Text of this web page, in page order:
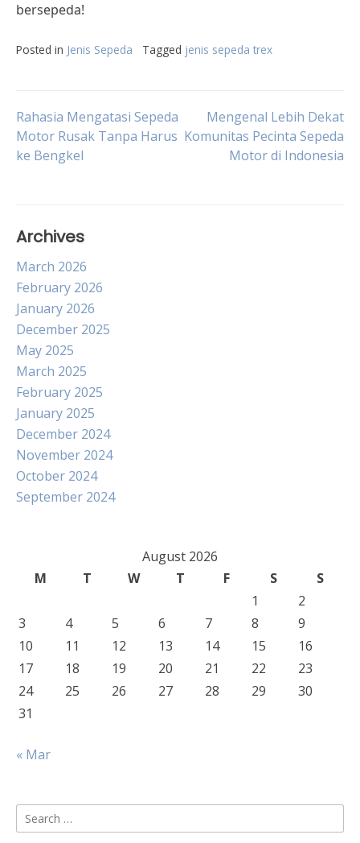
bersepeda!
Posted in Jenis Sepeda Tagged jenis sepeda trex
Post
navigation
Rahasia Mengatasi Sepeda
Motor Rusak Tanpa Harus
ke Bengkel
Mengenal Lebih Dekat
Komunitas Pecinta Sepeda
Motor di Indonesia
Archives
March 2026
February 2026
January 2026
December 2025
May 2025
March 2025
February 2025
January 2025
December 2024
November 2024
October 2024
September 2024
August 2026
M
T W T F S
S
1
2
3
4 5 6 7 8
9
10
11 12 13 14 15
16
17
18 19 20 21 22
23
24
25 26 27 28 29
30
31
« Mar
Search
for: